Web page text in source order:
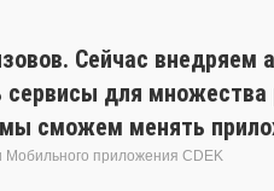
Сейчас внедряем
для множества
сможем менять
Мобильного приложения CDEK